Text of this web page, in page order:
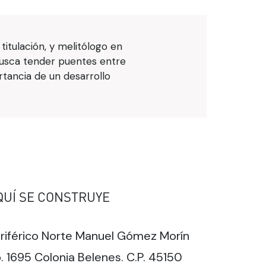
y melitólogo en
tender puentes entre
de un desarrollo
SE CONSTRUYE
Norte Manuel Gómez Morín
1695 Colonia Belenes. C.P. 45150